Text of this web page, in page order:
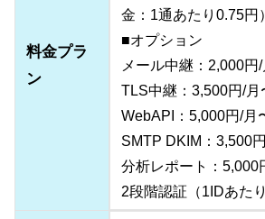
料金プラ
ン
金：1通あたり0.75円）
■オプション
メール中継：2,000円
TLS中継：3,500円/月
WebAPI：5,000円/月
SMTP DKIM：3,500
分析レポート：5,000
2段階認証（1IDあた